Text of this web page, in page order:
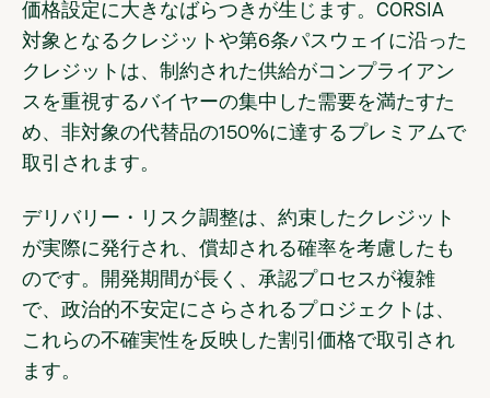
価格設定に大きなばらつきが生じます。CORSIA
対象となるクレジットや第6条パスウェイに沿った
クレジットは、制約された供給がコンプライアン
スを重視するバイヤーの集中した需要を満たすた
め、非対象の代替品の150%に達するプレミアムで
取引されます。
デリバリー・リスク調整は、約束したクレジット
が実際に発行され、償却される確率を考慮したも
のです。開発期間が長く、承認プロセスが複雑
で、政治的不安定にさらされるプロジェクトは、
これらの不確実性を反映した割引価格で取引され
ます。